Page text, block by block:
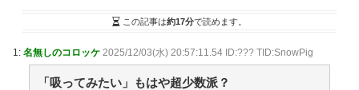
(8/10 05:00)
んなコンビニ二度と行かない！」とブチギレ→被害者ア
ｗｗｗｗ / NEWまとめサイトアンテナ！
この記事は約17分で読めます。
1: 名無しのコロッケ 2025/12/03(水) 20:57:11.54 ID:??? TID:SnowPig
「吸ってみたい」もはや超少数派？